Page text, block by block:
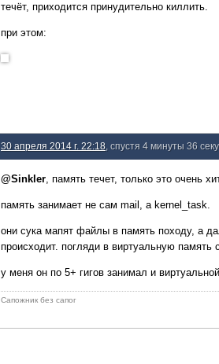
течёт, приходится принудительно киллить.
при этом:
30 апреля 2014 г. 22:18 , спустя 4 минуты 36
@Sinkler, память течет, только это очень
память занимает не сам mail, а kernel_task.
они сука мапят файлы в память походу, а
происходит. погляди в виртуальную память
у меня он по 5+ гигов занимал и
Сапожник без сапог